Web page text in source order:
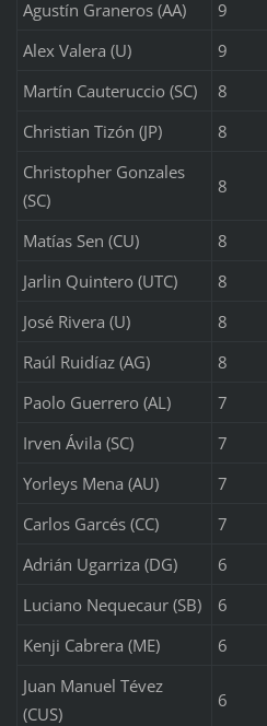
Agustín Graneros (AA)
9
Alex Valera (U)
9
Martín Cauteruccio (SC)
8
Christian Tizón (JP)
8
Christopher Gonzales
(SC)
8
Matías Sen (CU)
8
Jarlin Quintero (UTC)
8
José Rivera (U)
8
Raúl Ruidíaz (AG)
8
Paolo Guerrero (AL)
7
Irven Ávila (SC)
7
Yorleys Mena (AU)
7
Carlos Garcés (CC)
7
Adrián Ugarriza (DG)
6
Luciano Nequecaur (SB)
6
Kenji Cabrera (ME)
6
Juan Manuel Tévez
(CUS)
6